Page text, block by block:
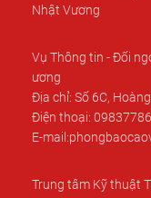
Nhật Vương
Vụ Thông tin - Đối
ương
Địa chỉ: Số 6C,
Điện thoại:
E-
Trung tâm Kỹ thuật